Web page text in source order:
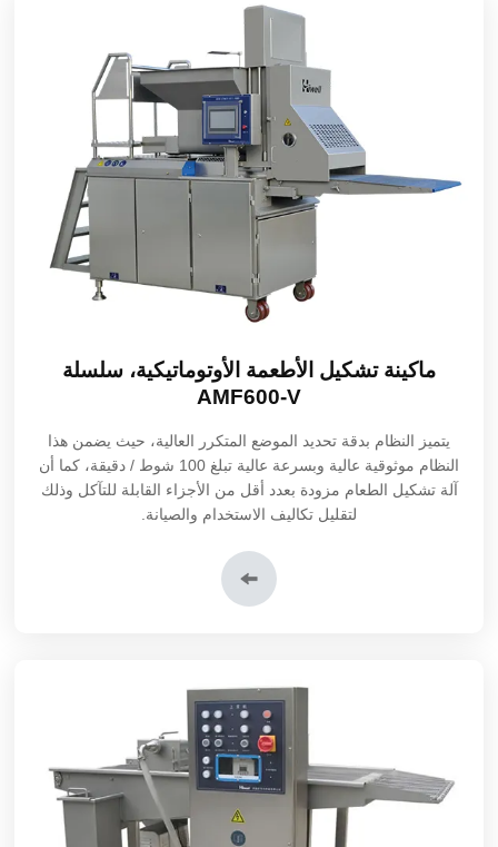
ماكينة تشكيل الأطعمة الأوتوماتيكية، سلسلة
AMF600-V
يتميز النظام بدقة تحديد الموضع المتكرر العالية، حيث يضمن هذا
النظام موثوقية عالية وبسرعة عالية تبلغ 100 شوط / دقيقة، كما أن
آلة تشكيل الطعام مزودة بعدد أقل من الأجزاء القابلة للتآكل وذلك
لتقليل تكاليف الاستخدام والصيانة.